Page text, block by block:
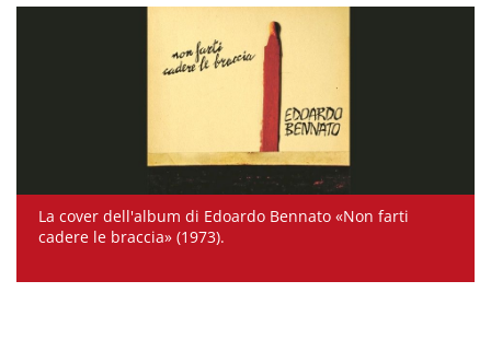
La cover dell'album di Edoardo Bennato «Non farti
cadere le braccia» (1973).